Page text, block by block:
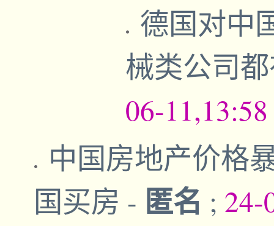
德国对中
械类公司
06-
中国房地产价格
国买房 - 匿名 ; 24-